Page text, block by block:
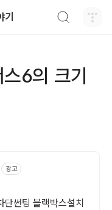
6의 크기
광고
썬팅 블랙박스설치